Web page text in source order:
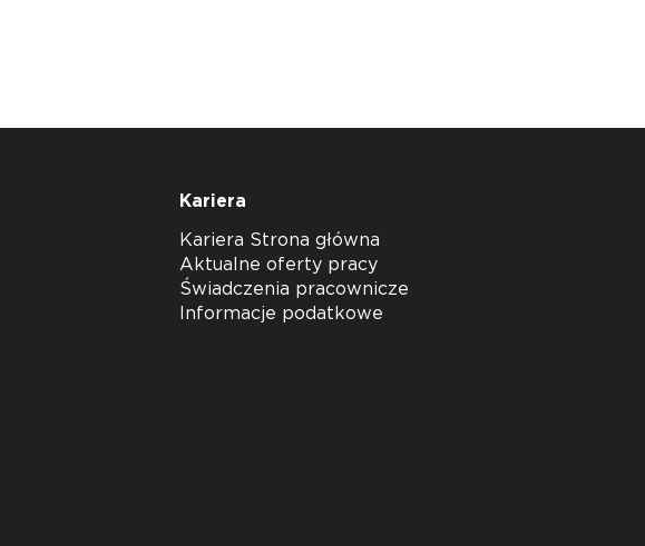
Kariera
Kariera Strona główna
Aktualne oferty pracy
Świadczenia pracownicze
Informacje podatkowe